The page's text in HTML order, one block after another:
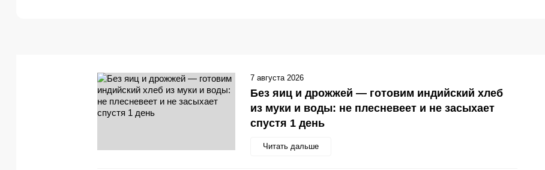
Без яиц и дрожжей — готовим индийский хлеб
из муки и воды: не плесневеет и не засыхает
спустя 1 день
Читать дальше
7 августа 2026